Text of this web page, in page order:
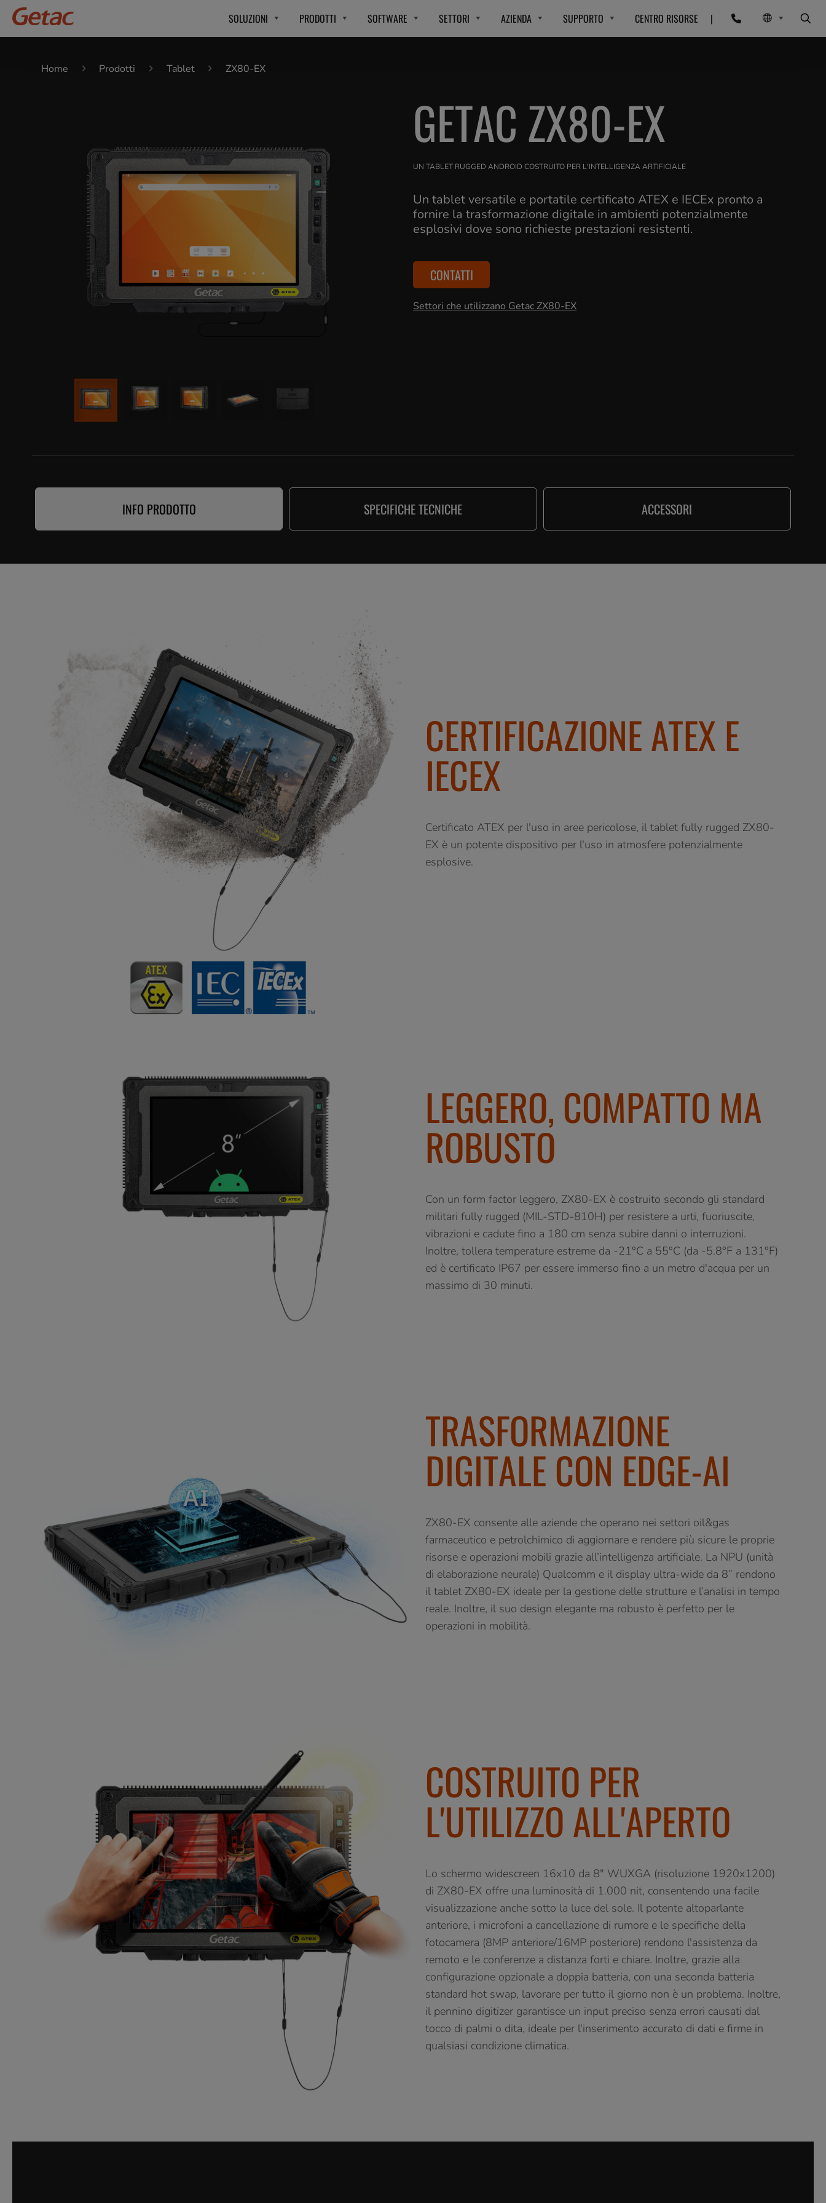
SOLUZIONI PRODOTTI SOFTWARE SETTORI AZIENDA SUPPORTO CENTRO RISORSE |
Home Prodotti Tablet ZX80-EX
GETAC ZX80-EX
UN TABLET RUGGED ANDROID COSTRUITO PER L'INTELLIGENZA ARTIFICIALE
Un tablet versatile e portatile certificato ATEX e IECEx pronto a
fornire la trasformazione digitale in ambienti potenzialmente
esplosivi dove sono richieste prestazioni resistenti.
CONTATTI
Settori che utilizzano Getac ZX80-EX
INFO PRODOTTO SPECIFICHE TECNICHE ACCESSORI
CERTIFICAZIONE ATEX E
IECEX
Certificato ATEX per l'uso in aree pericolose, il tablet fully rugged ZX80-
EX è un potente dispositivo per l'uso in atmosfere potenzialmente
esplosive.
LEGGERO, COMPATTO MA
ROBUSTO
Con un form factor leggero, ZX80-EX è costruito secondo gli standard
militari fully rugged (MIL-STD-810H) per resistere a urti, fuoriuscite,
vibrazioni e cadute fino a 180 cm senza subire danni o interruzioni.
Inoltre, tollera temperature estreme da -21°C a 55°C (da -5.8°F a 131°F)
ed è certificato IP67 per essere immerso fino a un metro d'acqua per un
massimo di 30 minuti.
TRASFORMAZIONE
DIGITALE CON EDGE-AI
ZX80-EX consente alle aziende che operano nei settori oil&gas
farmaceutico e petrolchimico di aggiornare e rendere più sicure le proprie
risorse e operazioni mobili grazie all’intelligenza artificiale. La NPU (unità
di elaborazione neurale) Qualcomm e il display ultra-wide da 8” rendono
il tablet ZX80-EX ideale per la gestione delle strutture e l’analisi in tempo
reale. Inoltre, il suo design elegante ma robusto è perfetto per le
operazioni in mobilità.
COSTRUITO PER
L'UTILIZZO ALL'APERTO
Lo schermo widescreen 16x10 da 8" WUXGA (risoluzione 1920x1200)
di ZX80-EX offre una luminosità di 1.000 nit, consentendo una facile
visualizzazione anche sotto la luce del sole. Il potente altoparlante
anteriore, i microfoni a cancellazione di rumore e le specifiche della
fotocamera (8MP anteriore/16MP posteriore) rendono l'assistenza da
remoto e le conferenze a distanza forti e chiare. Inoltre, grazie alla
configurazione opzionale a doppia batteria, con una seconda batteria
standard hot swap, lavorare per tutto il giorno non è un problema. Inoltre,
il pennino digitizer garantisce un input preciso senza errori causati dal
tocco di palmi o dita, ideale per l'inserimento accurato di dati e firme in
qualsiasi condizione climatica.